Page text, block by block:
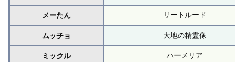
メーたん リートルード
ムッチョ 大地の精霊像
ミックル ハーメリア